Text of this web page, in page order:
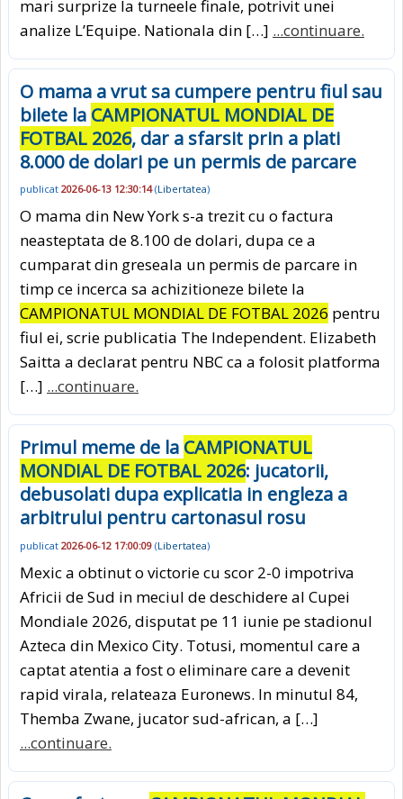
mari surprize la turneele finale, potrivit unei
analize L’Equipe. Nationala din […] ...continuare.
O mama a vrut sa cumpere pentru fiul sau
bilete la CAMPIONATUL MONDIAL DE
FOTBAL 2026, dar a sfarsit prin a plati
8.000 de dolari pe un permis de parcare
publicat 2026-06-13 12:30:14(Libertatea)
O mama din New York s-a trezit cu o factura
neasteptata de 8.100 de dolari, dupa ce a
cumparat din greseala un permis de parcare in
timp ce incerca sa achizitioneze bilete la
CAMPIONATUL MONDIAL DE FOTBAL 2026 pentru
fiul ei, scrie publicatia The Independent. Elizabeth
Saitta a declarat pentru NBC ca a folosit platforma
[…] ...continuare.
Primul meme de la CAMPIONATUL
MONDIAL DE FOTBAL 2026: jucatorii,
debusolati dupa explicatia in engleza a
arbitrului pentru cartonasul rosu
publicat 2026-06-12 17:00:09 (Libertatea)
Mexic a obtinut o victorie cu scor 2-0 impotriva
Africii de Sud in meciul de deschidere al Cupei
Mondiale 2026, disputat pe 11 iunie pe stadionul
Azteca din Mexico City. Totusi, momentul care a
captat atentia a fost o eliminare care a devenit
rapid virala, relateaza Euronews. In minutul 84,
Themba Zwane, jucator sud-african, a […]
...continuare.